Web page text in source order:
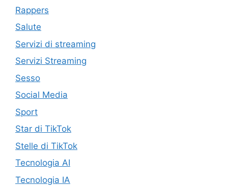
Rappers
Salute
Servizi di streaming
Servizi Streaming
Sesso
Social Media
Sport
Star di TikTok
Stelle di TikTok
Tecnologia AI
Tecnologia IA